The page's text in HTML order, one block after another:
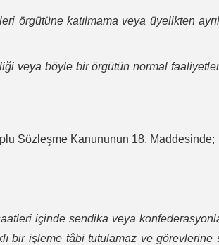
örgütüne katılmama veya üyelikten
böyle bir örgütün normal
Sözleşme Kanununun 18. Maddesinde;
içinde sendika veya
bir işleme tâbi tutulamaz ve görevlerine